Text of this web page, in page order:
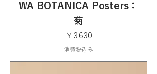
WA BOTANICA Posters：
菊
価格
￥3,630
消費税込み